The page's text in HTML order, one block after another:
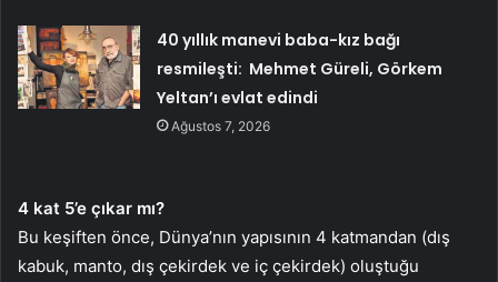
40 yıllık manevi baba-kız bağı
resmileşti: Mehmet Güreli, Görkem
Yeltan’ı evlat edindi
Ağustos 7, 2026
4 kat 5’e çıkar mı?
Bu keşiften önce, Dünya’nın yapısının 4 katmandan (dış
kabuk, manto, dış çekirdek ve iç çekirdek) oluştuğu